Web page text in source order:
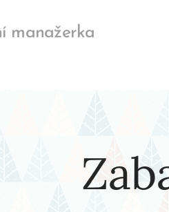
manažerka